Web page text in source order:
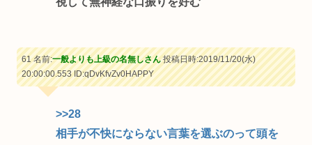
61 名前:一般よりも上級の名無しさん投稿日時:2019/11/20(水)
20:00:00.553ID:qDvKfvZv0HAPPY
>>28
相手が不快にならない言葉を選ぶのって頭を